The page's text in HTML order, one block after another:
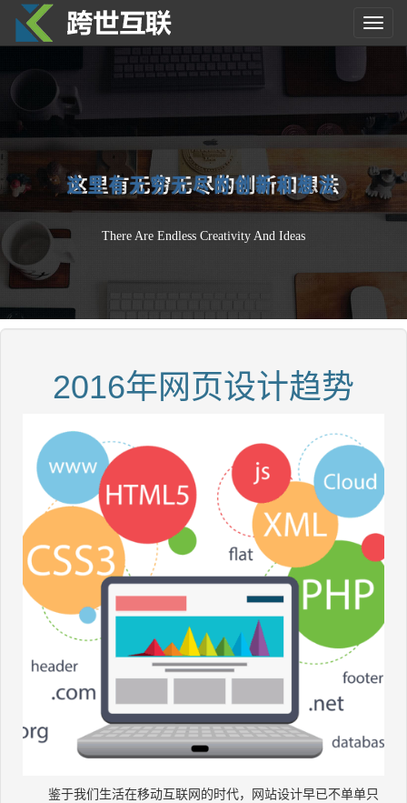
这里有无穷无尽的创新和想法
There Are Endless Creativity And Ideas
2016年网页设计趋势
鉴于我们生活在移动互联网的时代，网站设计早已不单单只